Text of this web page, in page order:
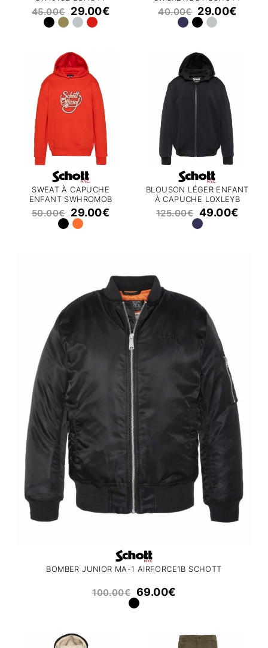
45.00€ 29.00€ 40.00€ 29.00€
SWEAT À CAPUCHE
ENFANT SWHROMOB
SCHOTT
50.00€ 29.00€
BLOUSON LÉGER ENFANT
À CAPUCHE LOXLEYB
SCHOTT
125.00€ 49.00€
BOMBER JUNIOR MA-1 AIRFORCE1B SCHOTT
100.00€ 69.00€